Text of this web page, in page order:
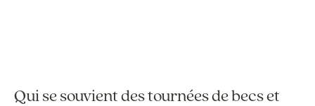
Qui se souvient des tournées de becs et